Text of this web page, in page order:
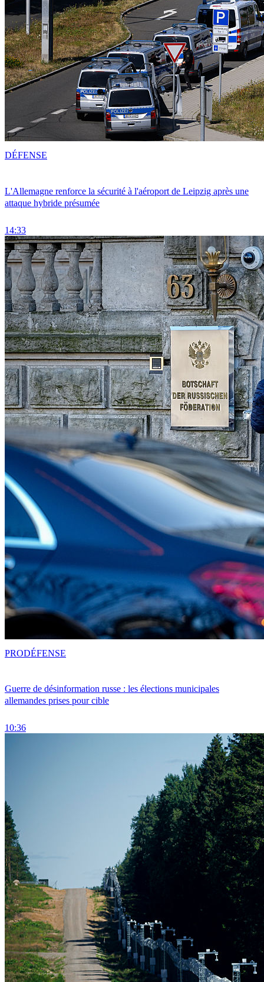
L'Allemagne renforce la sécurité à l'aéroport de Leipzig après une
attaque hybride présumée
14:33
DÉFENSE
Guerre de désinformation russe : les élections municipales
allemandes prises pour cible
10:36
PRODÉFENSE